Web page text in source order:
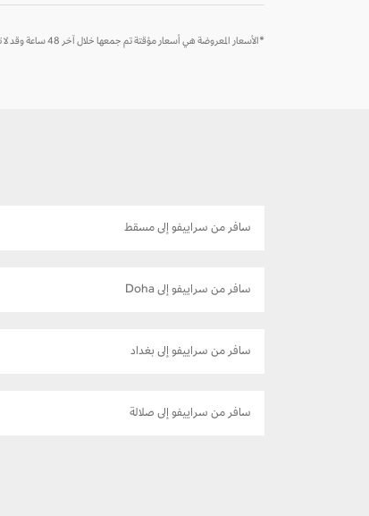
*الأسعار المعروضة هي أسعار مؤقتة تم جمعها خلال آخر 48 ساعة وقد لا تكون متاحة وقت الحجز
سافر من سراييفو إلى مسقط
سافر من سراييفو إلى Doha
سافر من سراييفو إلى بغداد
سافر من سراييفو إلى صلالة